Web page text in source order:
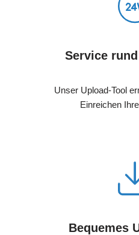
Service
Unser Upload-Tool
Einreichen
Bequemes